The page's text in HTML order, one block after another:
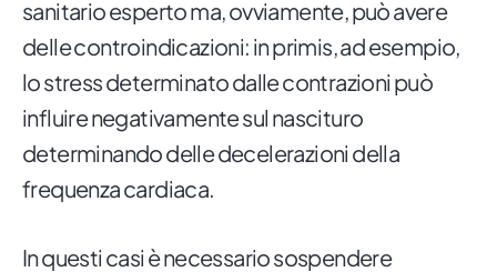
sanitario esperto ma, ovviamente, può avere
delle controindicazioni: in primis, ad esempio,
lo stress determinato dalle contrazioni può
influire negativamente sul nascituro
determinando delle decelerazioni della
frequenza cardiaca.
In questi casi è necessario sospendere